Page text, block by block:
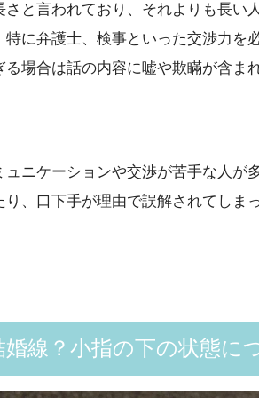
と言われており、それよりも長い
に弁護士、検事といった交渉力を
場合は話の内容に嘘や欺瞞が含ま
ニケーションや交渉が苦手な人が
、口下手が理由で誤解されてしま
婚線？小指の下の状態に